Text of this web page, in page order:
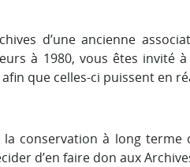
d’une ancienne
à 1980, vous êtes invité
que celles-ci puissent en
la conservation à long
d’en faire don aux